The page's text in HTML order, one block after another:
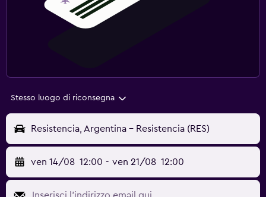
Stesso luogo di riconsegna
Resistencia, Argentina - Resistencia (RES)
ven 14/08 12:00 - ven 21/08 12:00